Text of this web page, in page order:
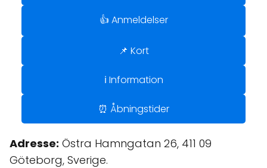
👍 Anmeldelser
📌 Kort
ℹ️ Information
⏰ Åbningstider
Adresse: Östra Hamngatan 26, 411 09
Göteborg, Sverige.